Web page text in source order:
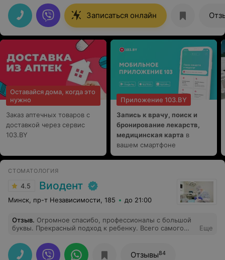
ребенком 7 лет (опухшая щека, десна вздулась)
пришлось удалять молочный зуб. Врач и медсестра
прекрасно общались с ребенком. Все манипуляции
делали аккуратно и подробно всё объясняли. Вырвали
зуб, ребенок не плакал! Я очень рада, что попали в
этот центр. Администратору тоже большое спасибо,
что быстро записала нас!
Записаться онлайн
Оставайся дома, когда это
нужно
Заказ аптечных товаров с
доставкой через сервис
103.BY
Приложение 103.BY
Запись к врачу, поиск и
бронирование лекарств,
медицинская карта в
вашем смартфоне
СТОМАТОЛОГИЯ
4.5 Виодент
Минск, пр-т Независимости, 185 до 21:00
Отзыв. Огромное спасибо, профессионалы с большой
буквы. Прекрасный подход к ребенку. Всего самого
Еще
Отзывы84